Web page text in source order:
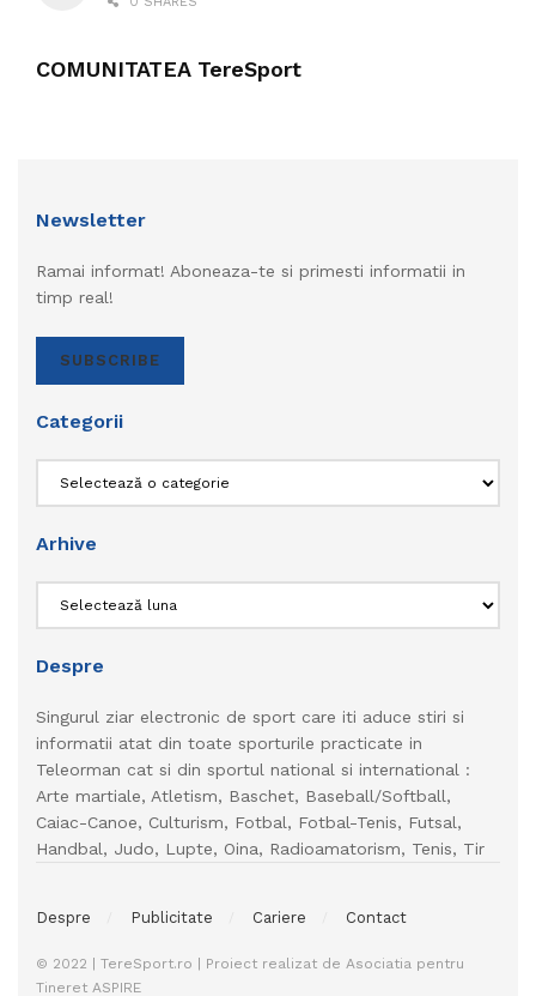
COMUNITATEA TereSport
Newsletter
Ramai informat! Aboneaza-te si primesti informatii in
timp real!
SUBSCRIBE
Categorii
Arhive
Despre
Singurul ziar electronic de sport care iti aduce stiri si
informatii atat din toate sporturile practicate in
Teleorman cat si din sportul national si international :
Arte martiale, Atletism, Baschet, Baseball/Softball,
Caiac-Canoe, Culturism, Fotbal, Fotbal-Tenis, Futsal,
Handbal, Judo, Lupte, Oina, Radioamatorism, Tenis, Tir
Despre Publicitate Cariere Contact
© 2022 | TereSport.ro | Proiect realizat de Asociatia pentru
Tineret ASPIRE